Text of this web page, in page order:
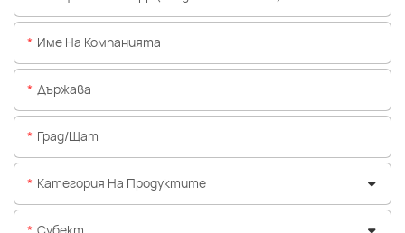
Име На Компанията
Държава
Град/щат
Категория На Продуктите
Субект